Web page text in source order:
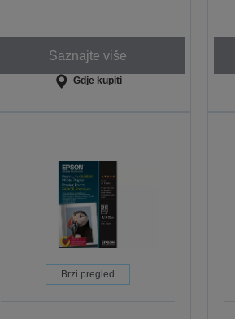
Saznajte više
Gdje kupiti
Brzi pregled